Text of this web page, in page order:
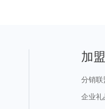
加
分销联
企业礼